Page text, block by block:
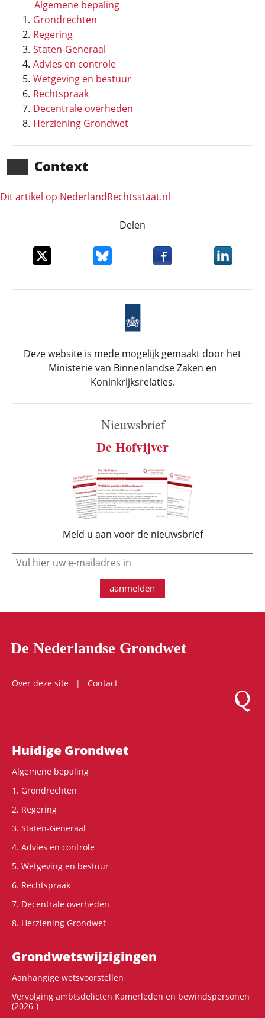
Algemene bepaling
Grondrechten
Regering
Staten-Generaal
Advies en controle
Wetgeving en bestuur
Rechtspraak
Decentrale overheden
Herziening Grondwet
Context
Dit artikel op NederlandRechts­staat.nl
Delen
Deel dit item op XDeel dit item op Bluesky
Deel dit item opDeel dit
Deze website is mede mogelijk gemaakt door het
Ministerie van Binnenlandse Zaken en
Koninkrijksrelaties.
Nieuwsbrief
De Hofvijver
Meld u aan voor de nieuwsbrief
e-mail
aanmelden
De Nederlandse Grondwet
Over deze site
Contact
Logo
Hoofdnavigatie
Huidige Grondwet
Algemene bepaling
1. Grondrechten
2. Regering
3. Staten-Generaal
4. Advies en controle
5. Wetgeving en bestuur
6. Rechtspraak
7. Decentrale overheden
8. Herziening Grondwet
Grondwets­wijzigingen
Aanhangige wetsvoorstellen
Vervolging ambtsdelicten Kamerleden en bewindspersonen
(2026-)